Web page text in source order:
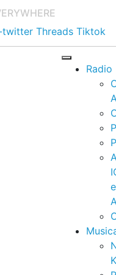
twitter Threads Tiktok
Radio
e